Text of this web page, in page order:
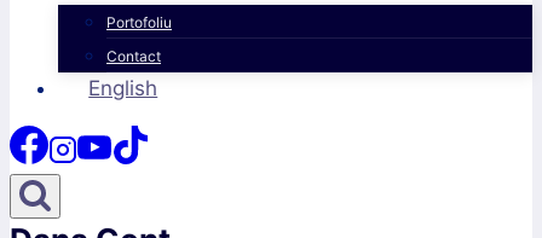
Portofoliu
Contact
English